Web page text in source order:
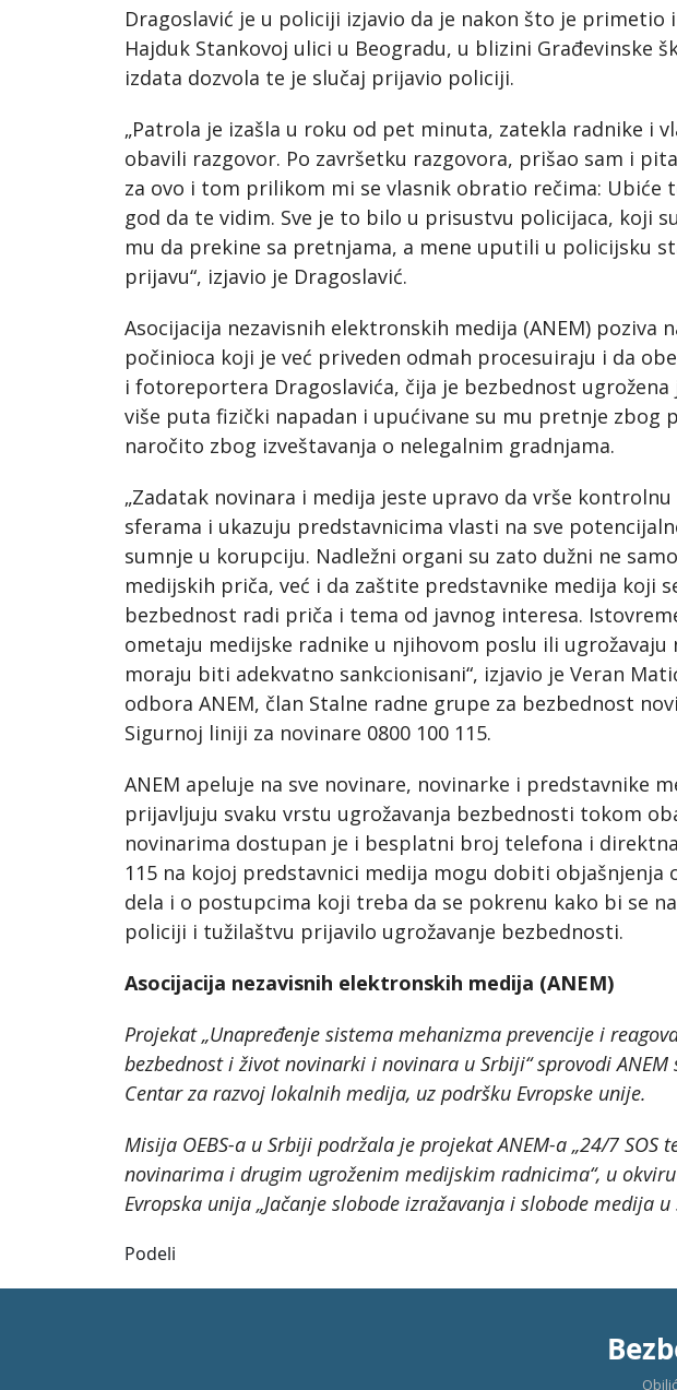
Dragoslavić je u policiji izjavio da je nakon što je primetio
Hajduk Stankovoj ulici u Beogradu, u blizini Građevinske
izdata dozvola te je slučaj prijavio policiji.
„Patrola je izašla u roku od pet minuta, zatekla radnike i
obavili razgovor. Po završetku razgovora, prišao sam i
za ovo i tom prilikom mi se vlasnik obratio rečima: Ubiće
god da te vidim. Sve je to bilo u prisustvu policijaca, koji
mu da prekine sa pretnjama, a mene uputili u policijsku
prijavu“, izjavio je Dragoslavić.
Asocijacija nezavisnih elektronskih medija (ANEM) poziva
počinioca koji je već priveden odmah procesuiraju i da
i fotoreportera Dragoslavića, čija je bezbednost ugrožena
više puta fizički napadan i upućivane su mu pretnje zbog
naročito zbog izveštavanja o nelegalnim gradnjama.
„Zadatak novinara i medija jeste upravo da vrše
sferama i ukazuju predstavnicima vlasti na sve
sumnje u korupciju. Nadležni organi su zato dužni ne
medijskih priča, već i da zaštite predstavnike medija koji
bezbednost radi priča i tema od javnog interesa.
ometaju medijske radnike u njihovom poslu ili ugrožavaju
moraju biti adekvatno sankcionisani“, izjavio je Veran
odbora ANEM, član Stalne radne grupe za bezbednost
Sigurnoj liniji za novinare 0800 100 115.
ANEM apeluje na sve novinare, novinarke i predstavnike
prijavljuju svaku vrstu ugrožavanja bezbednosti tokom
novinarima dostupan je i besplatni broj telefona i direktna
115 na kojoj predstavnici medija mogu dobiti objašnjenja
dela i o postupcima koji treba da se pokrenu kako bi se
policiji i tužilaštvu prijavilo ugrožavanje bezbednosti.
Asocijacija nezavisnih elektronskih medija (ANEM)
Projekat „Unapređenje sistema mehanizma prevencije i
bezbednost i život novinarki i novinara u Srbiji“ sprovodi
Centar za razvoj lokalnih medija, uz podršku Evropske unije.
Misija OEBS-a u Srbiji podržala je projekat ANEM-a „24/7 SOS
novinarima i drugim ugroženim medijskim radnicima“, u
Evropska unija „Jačanje slobode izražavanja i slobode medija u
Podeli